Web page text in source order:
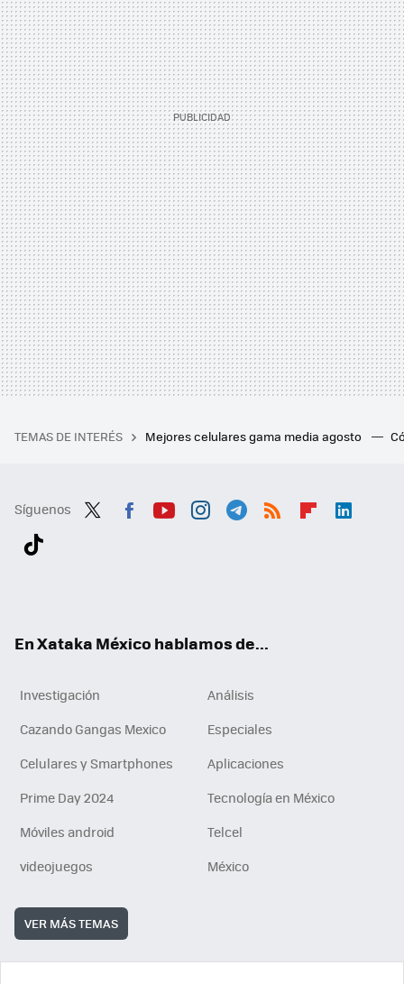
TEMAS DE INTERÉS Mejores celulares gama media agosto
Síguenos
En Xataka México hablamos de...
Investigación
Análisis
Cazando Gangas Mexico
Especiales
Celulares y Smartphones
Aplicaciones
Prime Day 2024
Tecnología en México
Móviles android
Telcel
videojuegos
México
VER MÁS TEMAS